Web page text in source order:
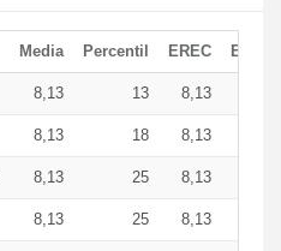
Media Percentil EREC
8,13 13 8,13
8,13 18 8,13
8,13 25 8,13
8,13 25 8,13